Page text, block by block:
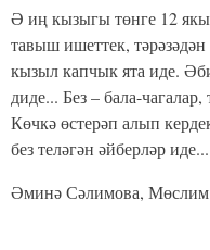
Ә иң кызыгы төнге 12
тавыш ишеттек,
кызыл капчык ята иде.
диде... Без – бала-
Көчкә өстерәп алып
без теләгән әйберләр
Әминә Сәлимова,